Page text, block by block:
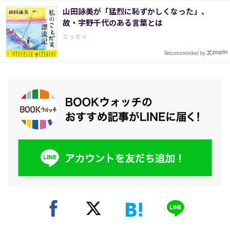
山田詠美が「猛烈に恥ずかしくなった」、
故・宇野千代のある言葉とは
エッセイ
Recommended by